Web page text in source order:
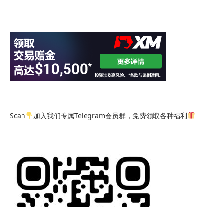
Scan 加入我们专属Telegram会员群，免费领取各种福利